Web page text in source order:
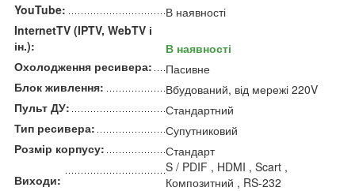
YouTube:
В наявності
InternetTV (IPTV, WebTV і
ін.):
В наявності
Охолодження ресивера:
Пасивне
Блок живлення:
Вбудований, від мережі 220V
Пульт ДУ:
Стандартний
Тип ресивера:
Супутниковий
Розмір корпусу:
Стандарт
Виходи:
S / PDIF , HDMI , Scart ,
Композитний , RS-232